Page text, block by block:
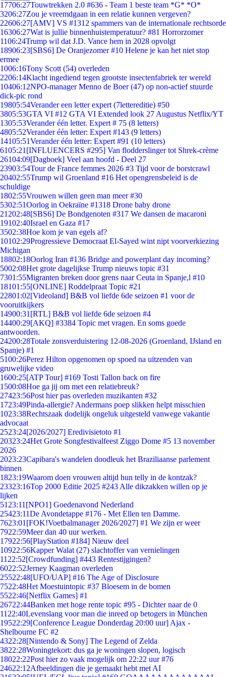
17706:27Touwtrekken 2.0 #636 - Team 1 beste team *G* *O*
3206:27Zou je vreemdgaan in een relatie kunnen vergeven?
22606:27[AMV] VS #1312 spammers van de internationale rechtsorde
16306:27Wat is jullie binnenhuistemperatuur? #81 Horrorzomer
1106:24Trump wil dat J.D. Vance hem in 2028 opvolgt
18906:23[SBS6] De Oranjezomer #10 Helene je kan het niet stop
ermee
1006:16Tony Scott (54) overleden
2206:14Klacht ingediend tegen grootste insectenfabriek ter wereld
10406:12NPO-manager Menno de Boer (47) op non-actief stuurde
dick-pic rond
19805:54Verander een letter expert (7lettereditie) #50
3805:53GTA VI #12 GTA VI Extended look 27 Augustus Netflix/YT
1305:53Verander één letter. Expert # 75 (8 letters)
4805:52Verander één letter: Expert #143 (9 letters)
14105:51Verander één letter: Expert #91 (10 letters)
6105:21 [INFLUENCERS #295] Van flodderslinger tot Shrek-crème
26104:09[Dagboek] Veel aan hoofd - Deel 27
23903:54Tour de France femmes 2026 #3 Tijd voor de borstcrawl
20402:55Trump wil Groenland #16 Het opengrensbeleid is de
schuldige
1802:55Vrouwen willen geen man meer #30
5302:51Oorlog in Oekraïne #1318 Drone baby drone
21202:48[SBS6] De Bondgenoten #317 We dansen de macaroni
19102:40Israel en Gaza #17
3502:38Hoe kom je van egels af?
10102:29Progressieve Democraat El-Sayed wint nipt voorverkiezing
Michigan
18802:18Oorlog Iran #136 Bridge and powerplant day incoming?
5002:08Het grote dagelijkse Trump nieuws topic #31
7301:55Migranten breken door grens naar Ceuta in Spanje,l #10
18101:55[ONLINE] Roddelpraat Topic #21
22801:02[Videoland] B&B vol liefde 6de seizoen #1 voor de
vooruitkijkers
14900:31 [RTL] B&B vol liefde 6de seizoen #4
14400:29[AKQ] #3384 Topic met vragen. En soms goede
antwoorden.
24200:28Totale zonsverduistering 12-08-2026 (Groenland, IJsland en
Spanje) #1
5100:26Perez Hilton opgenomen op spoed na uitzenden van
gruwelijke video
1600:25[ATP Tour] #169 Tosti Tallon back on fire
1500:08Hoe ga jij om met een relatiebreuk?
27423:56Post hier pas overleden muzikanten #32
1723:49Pinda-allergie? Andermans poep slikken helpt misschien
1023:38Rechtszaak dodelijk ongeluk uitgesteld vanwege vakantie
advocaat
2523:24[2026/2027] Eredivisietoto #1
20323:24Het Grote Songfestivalfeest Ziggo Dome #5 13 november
2026
2023:23Capibara's wandelen doodleuk het Braziliaanse parlement
binnen
1823:19Waarom doen vrouwen altijd hun telly in de kontzak?
23323:16Top 2000 Editie 2025 #243 Alle dikzakken willen op je
lijken
51 23:11 [NPO1] Goedenavond Nederland
25423:11De Avondetappe #176 - Met Ellen ten Damme.
7623:01 [FOK!Voetbalmanager 2026/2027] #1 We zijn er weer
7922:59Meer dan 40 uur werken.
17922:56[PlayStation #184] Nieuw deel
10922:56Kapper Walat (27) slachtoffer van vernielingen
11 22:52[Crowdfunding] #443 Rentestijgingen?
6022:52Jerney Kaagman overleden
25522:48[UFO/UAP] #16 The Age of Disclosure
7522:48Het Moestuintopic #37 Bloesem in de bomen
5522:46[Netflix Games] #1
26722:44Banken met hoge rente topic #95 - Dichter naar de 0
11 22:40Levenslang voor man die inreed op betogers in München
19522:29[Conference League Donderdag 20:00 uur] Ajax -
Shelbourne FC #2
4322:28[Nintendo & Sony] The Legend of Zelda
3822:28Woningtekort: dus ga je woningen slopen, logisch
18022:22Post hier zo vaak mogelijk om 22:22 uur #76
24622:12Afbeeldingen die je gemaakt hebt met AI